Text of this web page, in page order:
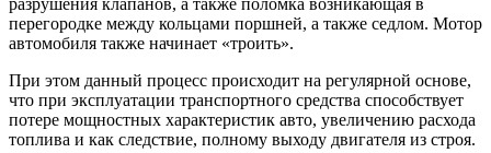
перегородке между кольцами поршней, а также седлом. Мотор
автомобиля также начинает «троить».
При этом данный процесс происходит на регулярной основе,
что при эксплуатации транспортного средства способствует
потере мощностных характеристик авто, увеличению расхода
топлива и как следствие, полному выходу двигателя из строя.